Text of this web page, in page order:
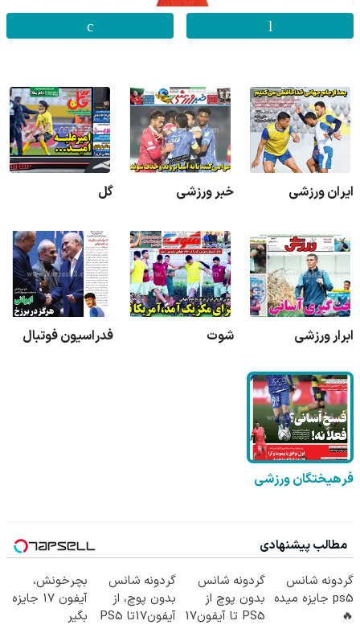
ایران ورزشی خبر ورزشی گل
ابرار ورزشی شوت فدراسیون فوتبال
فرهیختگان ورزشی
مطالب پیشنهادی
گردونه شانس
ps5 جایزه میده
🔥
گردونه شانس
بدون پوچ از
PS5 تا آیفون17
گردونه شانس
بدون پوچ، از
آیفون17تا PS5
بچرخونش،
آیفون 17 جایزه
بگیر